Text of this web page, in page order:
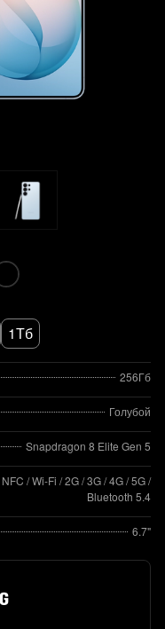
1Тб
256Гб
Голубой
Snapdragon 8 Elite Gen 5
NFC / Wi-Fi / 2G / 3G / 4G / 5G /
Bluetooth 5.4
6.7"